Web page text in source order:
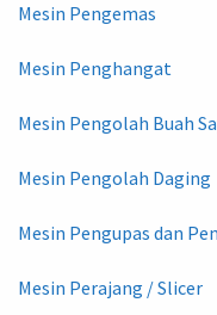
Mesin Pengemas
Mesin Penghangat
Mesin Pengolah Buah
Mesin Pengolah Daging
Mesin Pengupas dan
Mesin Perajang / Slicer